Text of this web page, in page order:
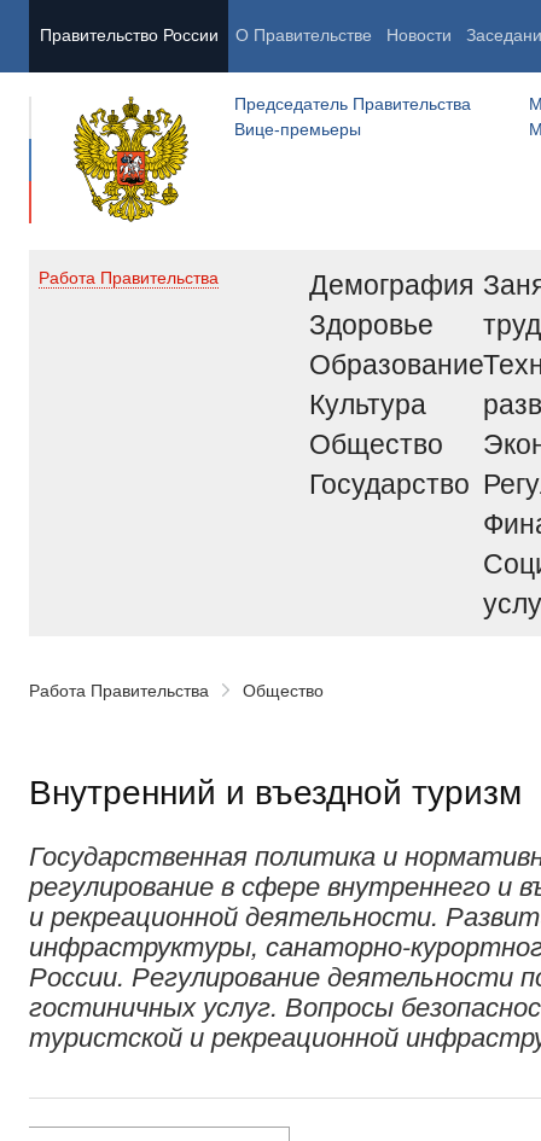
Правительство России О Правительстве Новости
Председатель Правительства
Вице-премьеры
Работа Правительства
Демография
Здоровье
Образование
Культура
Общество
Государство
труд
Работа Правительства Общество
Внутренний и въездной туризм
Государственная политика и
регулирование в сфере внутреннего и
и рекреационной деятельности.
инфраструктуры, санаторно-
России. Регулирование деятельности
гостиничных услуг. Вопросы
туристской и рекреационной